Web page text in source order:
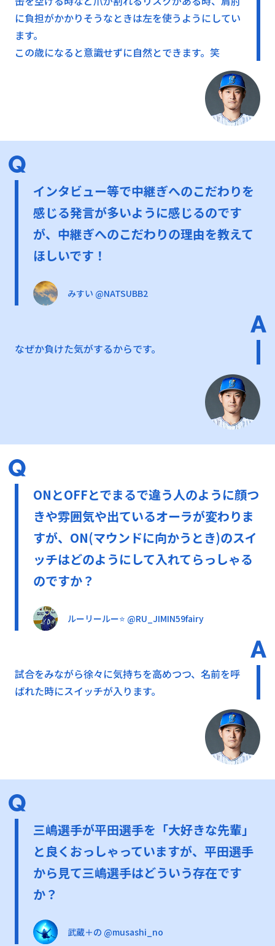
に負担がかかりそうなときは左を使うようにしてい
ます。
この歳になると意識せずに自然とできます。笑
インタビュー等で中継ぎへのこだわりを
感じる発言が多いように感じるのです
が、中継ぎへのこだわりの理由を教えて
ほしいです！
みすい @NATSUBB2
なぜか負けた気がするからです。
ONとOFFとでまるで違う人のように顔つ
きや雰囲気や出ているオーラが変わりま
すが、ON(マウンドに向かうとき)のスイ
ッチはどのようにして入れてらっしゃる
のですか？
ルーリールー⭐ @RU_JIMIN59fairy
試合をみながら徐々に気持ちを高めつつ、名前を呼
ばれた時にスイッチが入ります。
三嶋選手が平田選手を「大好きな先輩」
と良くおっしゃっていますが、平田選手
から見て三嶋選手はどういう存在です
か？
武蔵＋の @musashi_no